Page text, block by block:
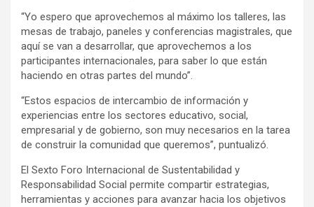
“Yo espero que aprovechemos al máximo los talleres, las
mesas de trabajo, paneles y conferencias magistrales, que
aquí se van a desarrollar, que aprovechemos a los
participantes internacionales, para saber lo que están
haciendo en otras partes del mundo”.
“Estos espacios de intercambio de información y
experiencias entre los sectores educativo, social,
empresarial y de gobierno, son muy necesarios en la tarea
de construir la comunidad que queremos”, puntualizó.
El Sexto Foro Internacional de Sustentabilidad y
Responsabilidad Social permite compartir estrategias,
herramientas y acciones para avanzar hacia los objetivos